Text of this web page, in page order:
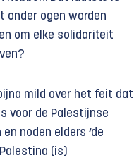
onder ogen worden
om elke solidariteit
mild over het feit dat
voor de Palestijnse
noden elders ‘de
(is)